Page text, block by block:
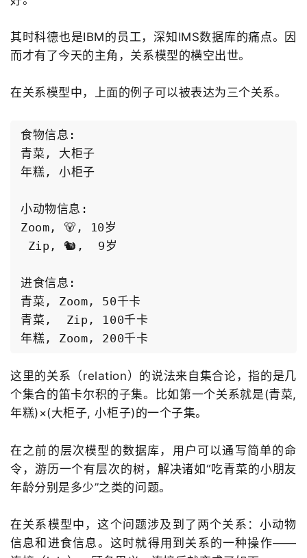
其时科德也是IBM的员工，深知IMS数据库的痛点。因
而才有了今天的主角，关系模型的横空出世。
在关系模型中，上面的例子可以被表达为三个关系。
食物信息:
青菜, 大柜子
年糕, 小柜子
小动物信息:
Zoom, 🐻, 10岁
Zip, 🐿️,  9岁
进食信息:
青菜, Zoom, 50千卡
青菜,  Zip, 100千卡
这里的关系（relation）的说法来自集合论，指的是几
个集合的笛卡尔积的子集。比如第一个关系就是(青菜,
年糕)×(大柜子, 小柜子)的一个子集。
在之前的层次模型的数据库，用户可以通写简单的命
令，游历一个有层次的树，解决诸如“吃青菜的小朋友
年龄分别是多少”之类的问题。
在关系模型中，这个问题涉及到了两个关系：小动物
信息和进食信息。这时就得用到关系的一种操作——